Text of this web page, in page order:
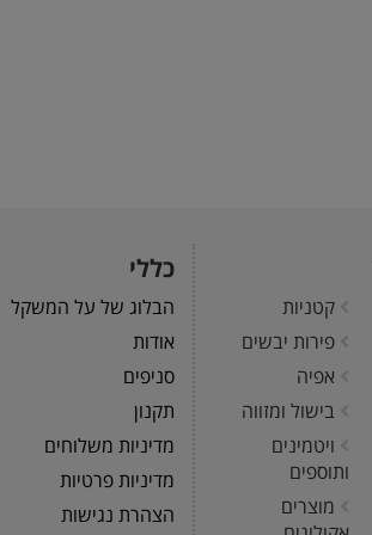
קטניות
פירות יבשים
אפיה
בישול ומזווה
ויטמינים
ותוספים
מוצרים
כללי
הבלוג של על המשקל
אודות
סניפים
תקנון
מדיניות משלוחים
מדיניות פרטיות
הצהרת נגישות